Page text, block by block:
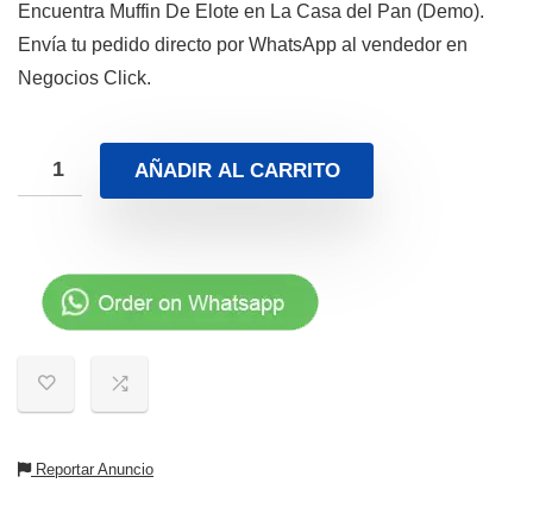
Encuentra Muffin De Elote en La Casa del Pan (Demo).
Envía tu pedido directo por WhatsApp al vendedor en
Negocios Click.
AÑADIR AL CARRITO
Reportar Anuncio